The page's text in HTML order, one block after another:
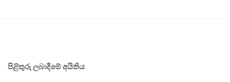
පිළිතුරු ලබාදීමේ අයිතිය